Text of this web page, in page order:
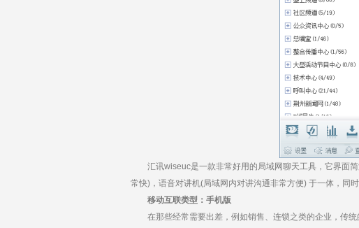
汇讯wiseuc是一款非常好用的局域网聊天工具，它界面简
常快)，语音对讲机(局域网内对讲沟通非常方便) 于一体，同时
移动互联类型：手机版
在那些经常需要出差，例如销售、连锁之类的企业，传统